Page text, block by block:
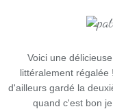
Voici une
littéralement régalée
d'ailleurs gardé la
quand c'est bon